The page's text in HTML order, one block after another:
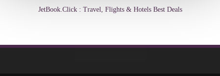
JetBook.Click : Travel, Flights & Hotels Best Deals